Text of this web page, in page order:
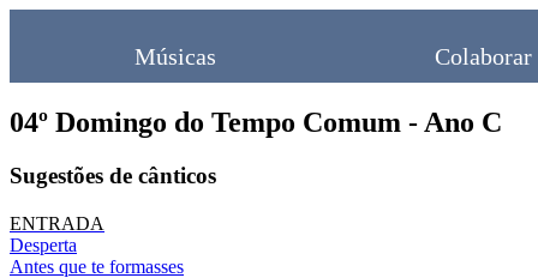
Músicas Colaborar
04º Domingo do Tempo Comum - Ano C
Sugestões de cânticos
ENTRADA
Desperta
Antes que te formasses